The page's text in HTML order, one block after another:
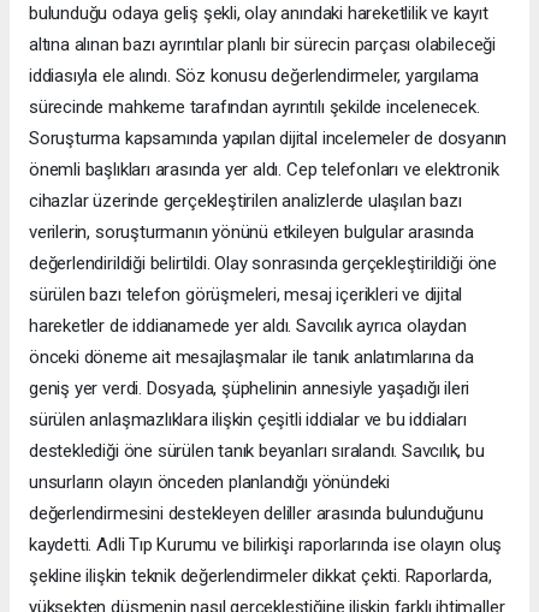
bulunduğu odaya geliş şekli, olay anındaki hareketlilik ve kayıt
altına alınan bazı ayrıntılar planlı bir sürecin parçası olabileceği
iddiasıyla ele alındı. Söz konusu değerlendirmeler, yargılama
sürecinde mahkeme tarafından ayrıntılı şekilde incelenecek.
Soruşturma kapsamında yapılan dijital incelemeler de dosyanın
önemli başlıkları arasında yer aldı. Cep telefonları ve elektronik
cihazlar üzerinde gerçekleştirilen analizlerde ulaşılan bazı
verilerin, soruşturmanın yönünü etkileyen bulgular arasında
değerlendirildiği belirtildi. Olay sonrasında gerçekleştirildiği öne
sürülen bazı telefon görüşmeleri, mesaj içerikleri ve dijital
hareketler de iddianamede yer aldı. Savcılık ayrıca olaydan
önceki döneme ait mesajlaşmalar ile tanık anlatımlarına da
geniş yer verdi. Dosyada, şüphelinin annesiyle yaşadığı ileri
sürülen anlaşmazlıklara ilişkin çeşitli iddialar ve bu iddiaları
desteklediği öne sürülen tanık beyanları sıralandı. Savcılık, bu
unsurların olayın önceden planlandığı yönündeki
değerlendirmesini destekleyen deliller arasında bulunduğunu
kaydetti. Adli Tıp Kurumu ve bilirkişi raporlarında ise olayın oluş
şekline ilişkin teknik değerlendirmeler dikkat çekti. Raporlarda,
yüksekten düşmenin nasıl gerçekleştiğine ilişkin farklı ihtimaller